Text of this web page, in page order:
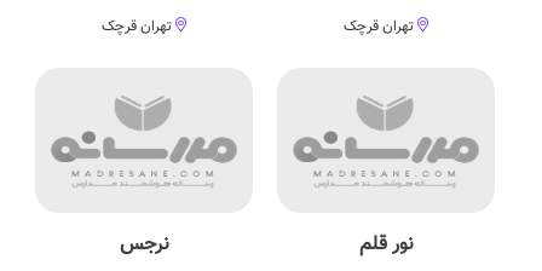
تهران قرچک
تهران قرچک
نور قلم نرجس